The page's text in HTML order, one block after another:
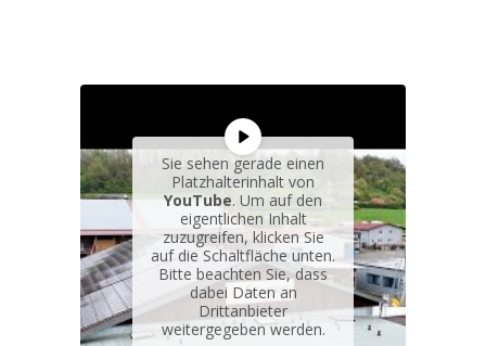
Sie sehen gerade einen
Platzhalterinhalt von
YouTube. Um auf den
eigentlichen Inhalt
zuzugreifen, klicken Sie
auf die Schaltfläche unten.
Bitte beachten Sie, dass
dabei Daten an
Drittanbieter
weitergegeben werden.